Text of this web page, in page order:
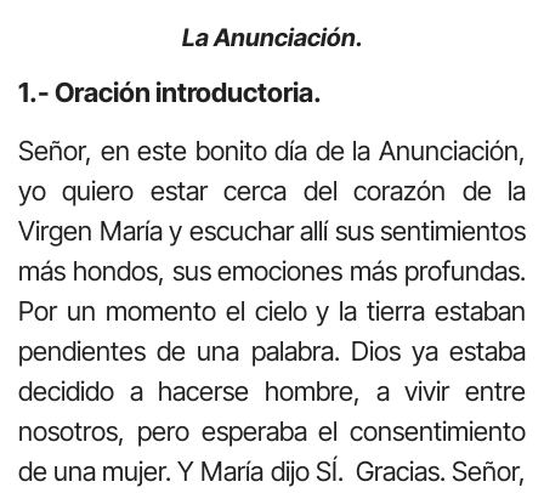
La Anunciación.
1.- Oración introductoria.
Señor, en este bonito día de la Anunciación,
yo quiero estar cerca del corazón de la
Virgen María y escuchar allí sus sentimientos
más hondos, sus emociones más profundas.
Por un momento el cielo y la tierra estaban
pendientes de una palabra. Dios ya estaba
decidido a hacerse hombre, a vivir entre
nosotros, pero esperaba el consentimiento
de una mujer. Y María dijo SÍ. Gracias. Señor,